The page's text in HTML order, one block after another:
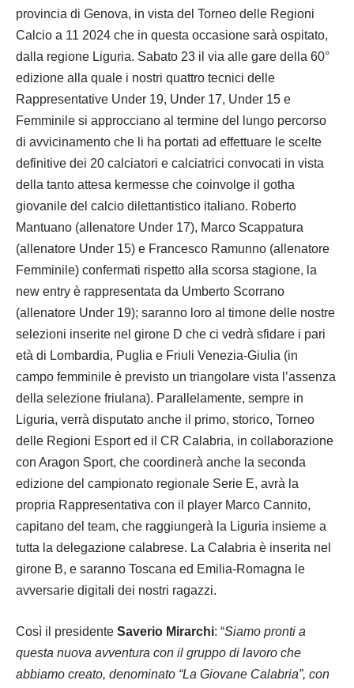
provincia di Genova, in vista del Torneo delle Regioni
Calcio a 11 2024 che in questa occasione sarà ospitato,
dalla regione Liguria. Sabato 23 il via alle gare della 60°
edizione alla quale i nostri quattro tecnici delle
Rappresentative Under 19, Under 17, Under 15 e
Femminile si approcciano al termine del lungo percorso
di avvicinamento che li ha portati ad effettuare le scelte
definitive dei 20 calciatori e calciatrici convocati in vista
della tanto attesa kermesse che coinvolge il gotha
giovanile del calcio dilettantistico italiano. Roberto
Mantuano (allenatore Under 17), Marco Scappatura
(allenatore Under 15) e Francesco Ramunno (allenatore
Femminile) confermati rispetto alla scorsa stagione, la
new entry è rappresentata da Umberto Scorrano
(allenatore Under 19); saranno loro al timone delle nostre
selezioni inserite nel girone D che ci vedrà sfidare i pari
età di Lombardia, Puglia e Friuli Venezia-Giulia (in
campo femminile è previsto un triangolare vista l’assenza
della selezione friulana). Parallelamente, sempre in
Liguria, verrà disputato anche il primo, storico, Torneo
delle Regioni Esport ed il CR Calabria, in collaborazione
con Aragon Sport, che coordinerà anche la seconda
edizione del campionato regionale Serie E, avrà la
propria Rappresentativa con il player Marco Cannito,
capitano del team, che raggiungerà la Liguria insieme a
tutta la delegazione calabrese. La Calabria è inserita nel
girone B, e saranno Toscana ed Emilia-Romagna le
avversarie digitali dei nostri ragazzi.
Così il presidente Saverio Mirarchi: “Siamo pronti a
questa nuova avventura con il gruppo di lavoro che
abbiamo creato, denominato “La Giovane Calabria”, con